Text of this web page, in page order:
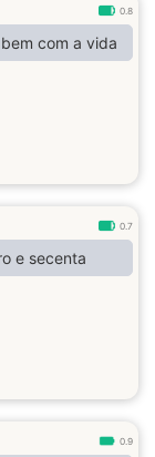
0.8
com a vida
0.7
e secenta
0.9